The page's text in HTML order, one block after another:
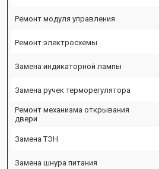
Ремонт модуля управления
Ремонт электросхемы
Замена индикаторной лампы
Замена ручек терморегулятора
Ремонт механизма открывания
двери
Замена ТЭН
Замена шнура питания